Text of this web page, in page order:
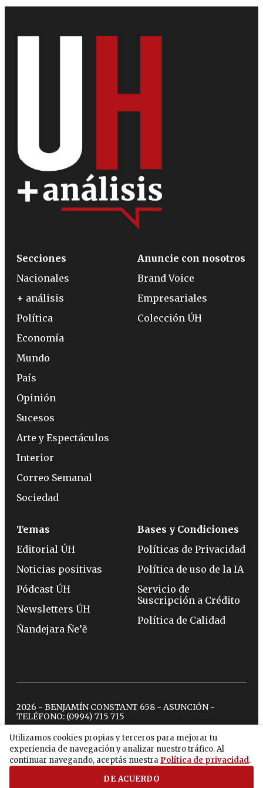
Utilizamos cookies propias y terceros para mejorar tu
experiencia de navegación y analizar nuestro tráfico. Al
continuar navegando, aceptás nuestra Política de privacidad.
DE ACUERDO
Secciones
Nacionales
+ análisis
Política
Economía
Mundo
País
Opinión
Sucesos
Arte y Espectáculos
Interior
Correo Semanal
Sociedad
Anuncie con nosotros
Brand Voice
Empresariales
Colección ÚH
Temas
Editorial ÚH
Noticias positivas
Pódcast ÚH
Newsletters ÚH
Ñandejara Ñe’ẽ
Bases y Condiciones
Políticas de Privacidad
Política de uso de la IA
Servicio de
Suscripción a Crédito
Política de Calidad
2026 - BENJAMÍN CONSTANT 658 - ASUNCIÓN -
TELÉFONO: (0994) 715 715
twitterinstagram
facebook
tiktokyoutubespotify